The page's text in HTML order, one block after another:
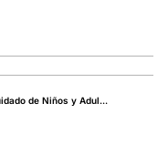
de Niños y Adul...